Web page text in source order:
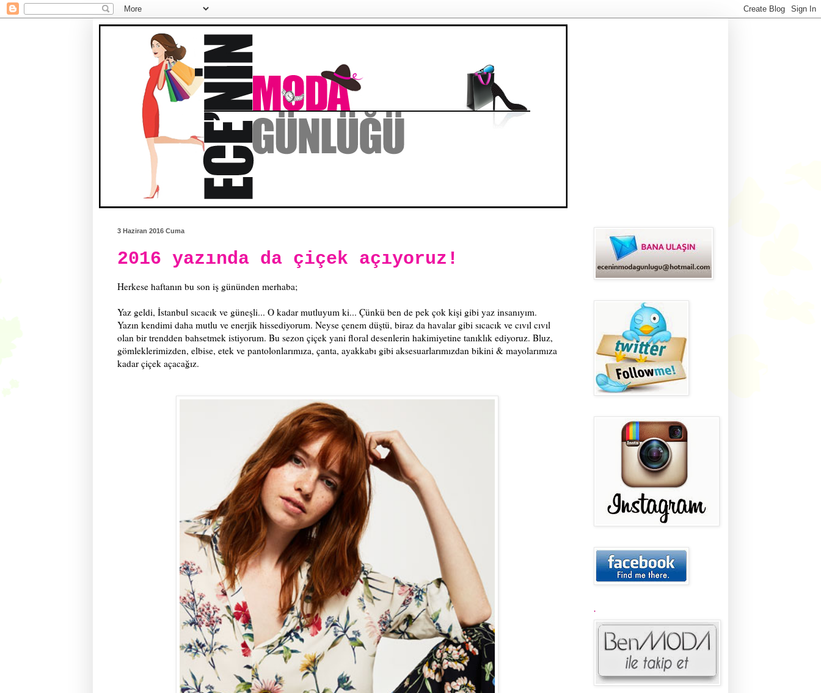
3 Haziran 2016 Cuma
2016 yazında da çiçek açıyoruz!
Herkese haftanın bu son iş gününden merhaba;
Yaz geldi, İstanbul sıcacık ve güneşli... O kadar mutluyum ki... Çünkü ben de pek çok kişi gibi yaz insanıyım.
Yazın kendimi daha mutlu ve enerjik hissediyorum. Neyse çenem düştü, biraz da havalar gibi sıcacık ve cıvıl cıvıl
olan bir trendden bahsetmek istiyorum. Bu sezon çiçek yani floral desenlerin hakimiyetine tanıklık ediyoruz. Bluz,
gömleklerimizden, elbise, etek ve pantolonlarımıza, çanta, ayakkabı gibi aksesuarlarımızdan bikini & mayolarımıza
kadar çiçek açacağız.
.